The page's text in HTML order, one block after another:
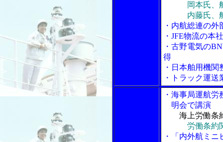
岡本氏、
内藤氏、船員
・内航総連の外
・JFE物流の本
・古野電気の
得
・日本舶用機
・トラック運
・海事局運航
明会で講演
海上労働条
労働条約
・「内外航ミ